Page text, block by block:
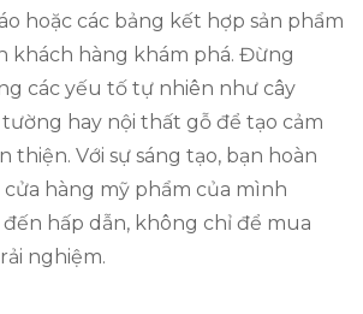
hoặc các bảng kết hợp sản phẩm
khách hàng khám phá. Đừng
các yếu tố tự nhiên như cây
hay nội thất gỗ để tạo cảm
thiện. Với sự sáng tạo, bạn hoàn
hàng mỹ phẩm của mình
hấp dẫn, không chỉ để mua
nghiệm.